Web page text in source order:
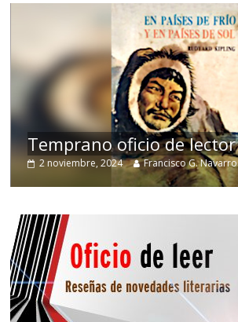
Temprano oficio de lector
2 noviembre, 2024 Francisco G. Navarro